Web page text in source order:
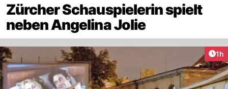
Zürcher Schauspielerin spielt
neben Angelina Jolie
1h